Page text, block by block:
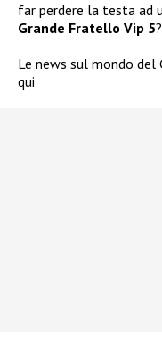
far perdere la testa ad
Grande Fratello Vip 5?
Le news sul mondo
qui